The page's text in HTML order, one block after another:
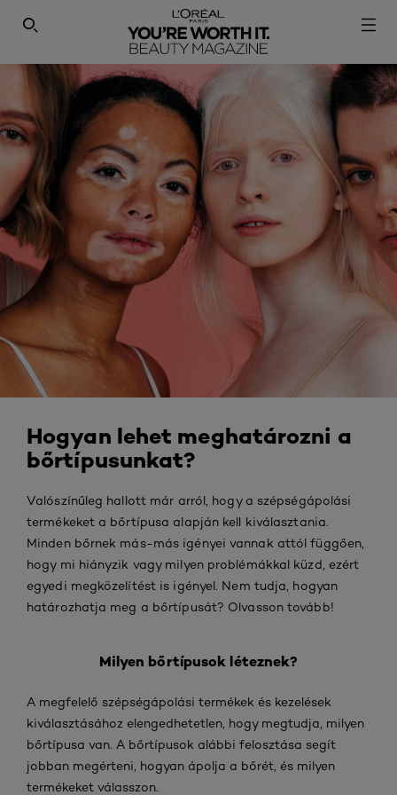
SEARCH THIS SITE
Hogyan lehet meghatározni a
bőrtípusunkat?
Valószínűleg hallott már arról, hogy a szépségápolási
termékeket a bőrtípusa alapján kell kiválasztania.
Minden bőrnek más-más igényei vannak attól függően,
hogy mi hiányzik vagy milyen problémákkal küzd, ezért
egyedi megközelítést is igényel. Nem tudja, hogyan
határozhatja meg a bőrtípusát? Olvasson tovább!
Milyen bőrtípusok léteznek?
A megfelelő szépségápolási termékek és kezelések
kiválasztásához elengedhetetlen, hogy megtudja, milyen
bőrtípusa van. A bőrtípusok alábbi felosztása segít
jobban megérteni, hogyan ápolja a bőrét, és milyen
termékeket válasszon.